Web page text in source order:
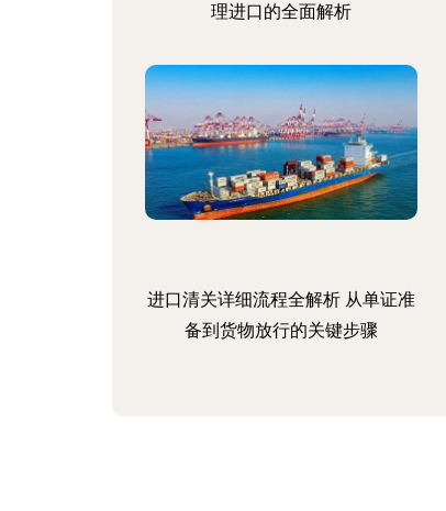
理进口的全面解析
进口清关详细流程全解析 从单证准
备到货物放行的关键步骤